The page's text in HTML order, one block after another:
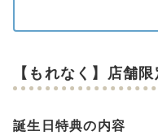
【もれなく】店舗
誕生日特典の内容